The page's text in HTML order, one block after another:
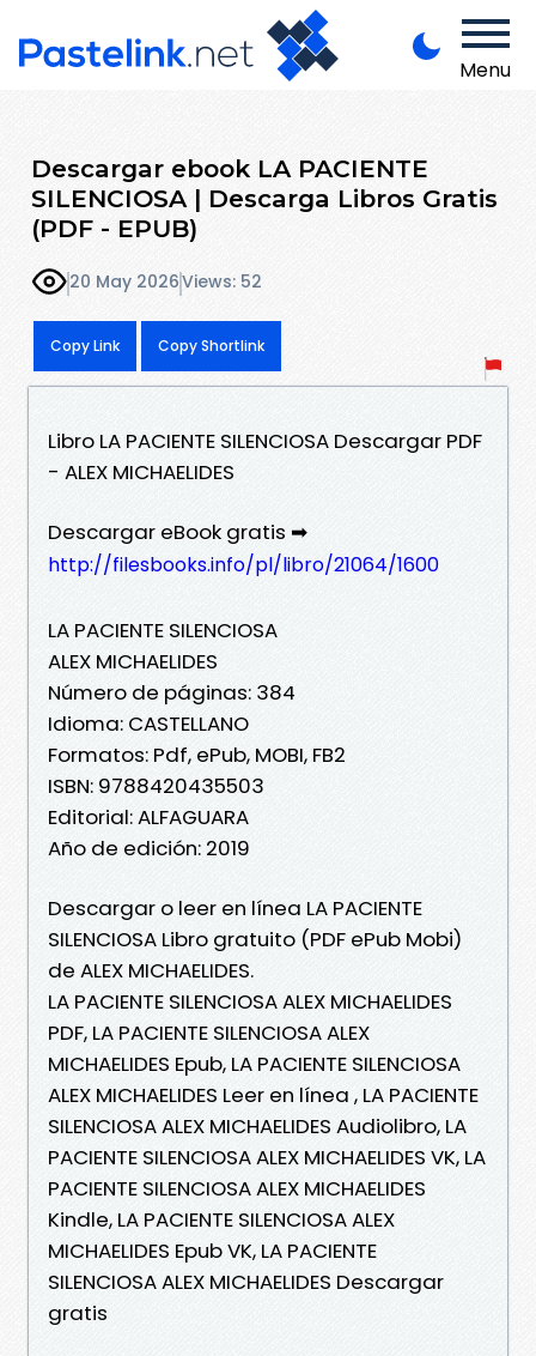
Menu
Descargar ebook LA PACIENTE
SILENCIOSA | Descarga Libros Gratis
(PDF - EPUB)
20 May 2026Views: 52
Copy Link Copy Shortlink
Libro LA PACIENTE SILENCIOSA Descargar PDF
- ALEX MICHAELIDES
Descargar eBook gratis ➡
http://filesbooks.info/pl/libro/21064/1600
LA PACIENTE SILENCIOSA
ALEX MICHAELIDES
Número de páginas: 384
Idioma: CASTELLANO
Formatos: Pdf, ePub, MOBI, FB2
ISBN: 9788420435503
Editorial: ALFAGUARA
Año de edición: 2019
Descargar o leer en línea LA PACIENTE
SILENCIOSA Libro gratuito (PDF ePub Mobi)
de ALEX MICHAELIDES.
LA PACIENTE SILENCIOSA ALEX MICHAELIDES
PDF, LA PACIENTE SILENCIOSA ALEX
MICHAELIDES Epub, LA PACIENTE SILENCIOSA
ALEX MICHAELIDES Leer en línea , LA PACIENTE
SILENCIOSA ALEX MICHAELIDES Audiolibro, LA
PACIENTE SILENCIOSA ALEX MICHAELIDES VK, LA
PACIENTE SILENCIOSA ALEX MICHAELIDES
Kindle, LA PACIENTE SILENCIOSA ALEX
MICHAELIDES Epub VK, LA PACIENTE
SILENCIOSA ALEX MICHAELIDES Descargar
gratis